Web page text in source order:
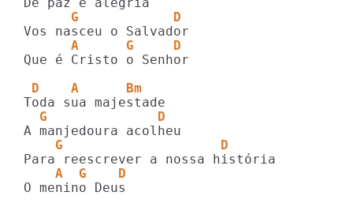
      G            D
      A      G     D
Que é Cristo o Senhor
D    A      Bm
  G              D
    G                    D
    A  G    D
O menino Deus